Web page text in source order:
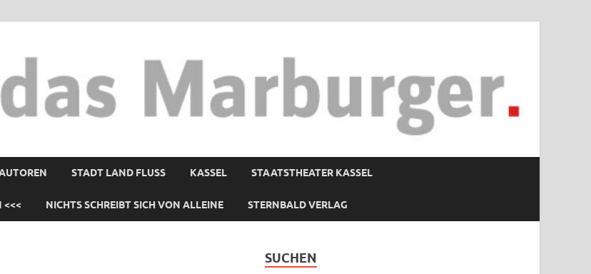
STADT LAND FLUSS KASSEL STAATSTHEATER KASSEL
<<< NICHTS SCHREIBT SICH VON ALLEINE STERNBALD VERLAG
SUCHEN